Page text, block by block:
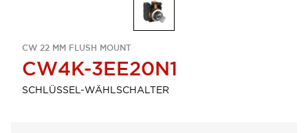
CW 22 MM FLUSH MOUNT
CW4K-3EE20N1
SCHLÜSSEL-WÄHLSCHALTER